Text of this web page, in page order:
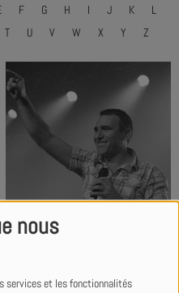
nous
services et les fonctionnalités
F G H I J K
L
T U V W X Y Z